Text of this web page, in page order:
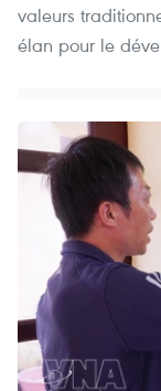
valeurs
élan pour le